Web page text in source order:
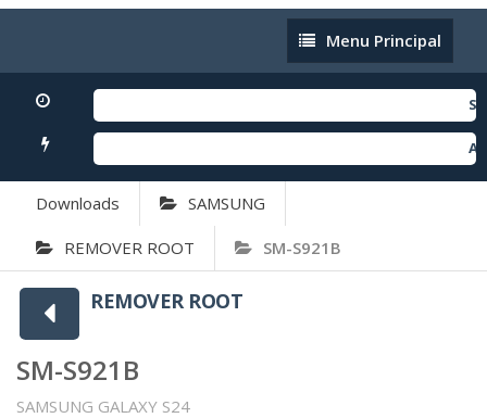
Menu
Principal
Menu Principal
Downloads SAMSUNG
REMOVER ROOT SM-S921B
REMOVER ROOT
SM-S921B
SAMSUNG GALAXY S24